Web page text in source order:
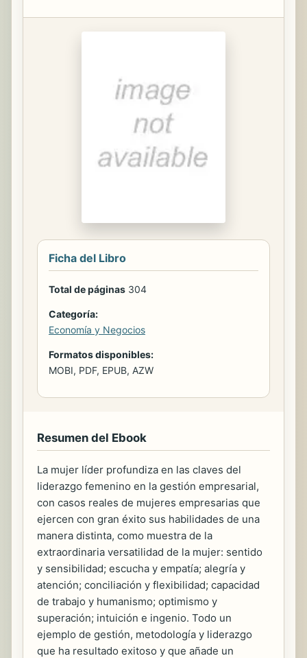
Ficha del Libro
Total de páginas 304
Categoría:
Economía y Negocios
Formatos disponibles:
MOBI, PDF, EPUB, AZW
Resumen del Ebook
La mujer líder profundiza en las claves del
liderazgo femenino en la gestión empresarial,
con casos reales de mujeres empresarias que
ejercen con gran éxito sus habilidades de una
manera distinta, como muestra de la
extraordinaria versatilidad de la mujer: sentido
y sensibilidad; escucha y empatía; alegría y
atención; conciliación y flexibilidad; capacidad
de trabajo y humanismo; optimismo y
superación; intuición e ingenio. Todo un
ejemplo de gestión, metodología y liderazgo
que ha resultado exitoso y que añade un